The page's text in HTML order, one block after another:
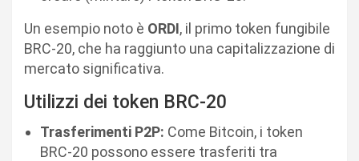
Un esempio noto è ORDI, il primo token fungibile
BRC-20, che ha raggiunto una capitalizzazione di
mercato significativa.
Utilizzi dei token BRC-20
Trasferimenti P2P: Come Bitcoin, i token
BRC-20 possono essere trasferiti tra